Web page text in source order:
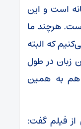
است و این
هرچند ما
که البته
زبان در طول
هم به همین
فیلم گفت: